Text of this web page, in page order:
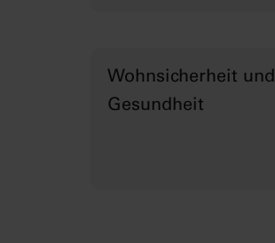
Wohnsicherheit und
Gesundheit